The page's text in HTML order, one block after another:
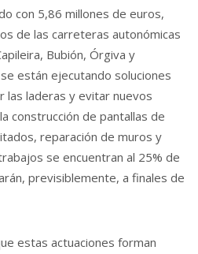
con 5,86 millones de euros,
de las carreteras autonómicas
Bubión, Órgiva y
están ejecutando soluciones
las laderas y evitar nuevos
construcción de pantallas de
reparación de muros y
se encuentran al 25% de
previsiblemente, a finales de
estas actuaciones forman